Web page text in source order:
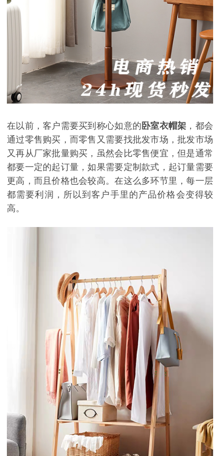
在以前，客户需要买到称心如意的 卧室衣帽架 ，都会
通过零售购买，而零售又需要找批发市场，批发市场
又再从厂家批量购买，虽然会比零售便宜，但是通常
都要一定的起订量，如果需要定制款式，起订量需要
更高，而且价格也会较高。在这么多环节里，每一层
都需要利润，所以到客户手里的产品价格会变得较
高。